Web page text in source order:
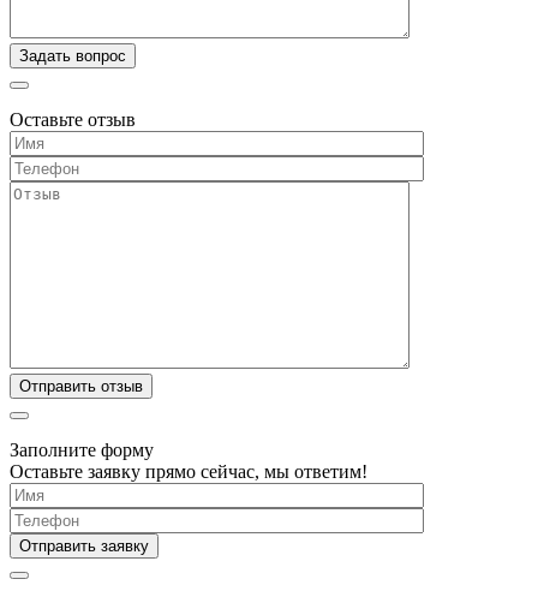
Оставьте отзыв
Заполните форму
Оставьте заявку прямо сейчас, мы ответим!